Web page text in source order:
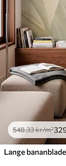
548.33kr/m²
Lange